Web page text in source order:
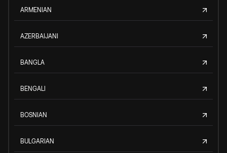
ARMENIAN
AZERBAIJANI
BANGLA
BENGALI
BOSNIAN
BULGARIAN